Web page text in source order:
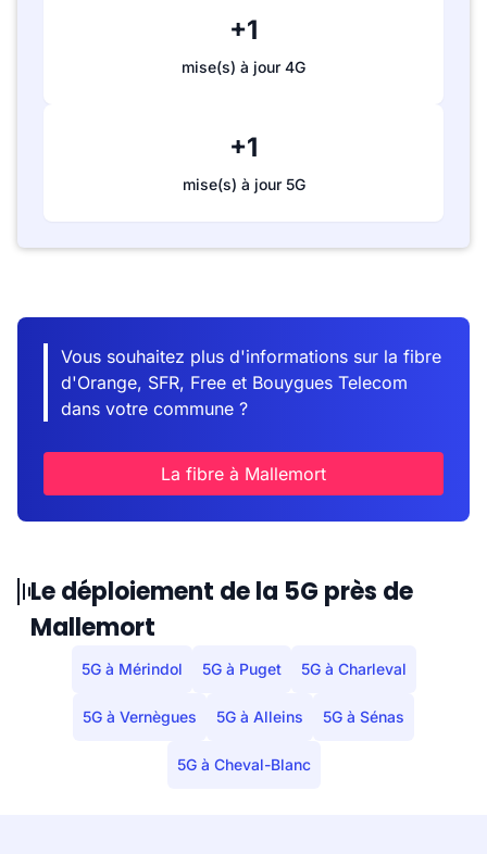
+1
mise(s) à jour 4G
+1
mise(s) à jour 5G
Vous souhaitez plus d'informations sur la fibre
d'Orange, SFR, Free et Bouygues Telecom
dans votre commune ?
La fibre à Mallemort
Le déploiement de la 5G près de
Mallemort
5G à Mérindol 5G à Puget 5G à Charleval
5G à Vernègues 5G à Alleins 5G à Sénas
5G à Cheval-Blanc